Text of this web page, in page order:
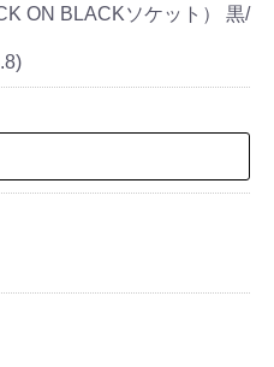
ON BLACKソケット） 黒/